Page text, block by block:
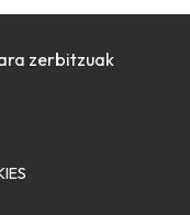
zerbitzuak